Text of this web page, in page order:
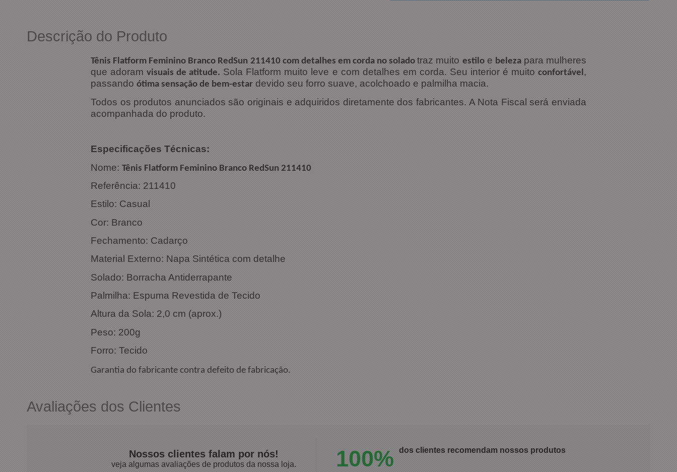
Descrição do Produto
Tênis Flatform Feminino Branco RedSun 211410 com detalhes em corda no soladotraz muitoestiloebelezapara mulheres
que adoramvisuais de atitude.Sola Flatform muito leve e com detalhes em corda. Seu interior é muitoconfortável,
passandoótima sensação de bem-estardevido seu forro suave, acolchoado e palmilha macia.
Todos os produtos anunciados são originais e adquiridos diretamente dos fabricantes. A Nota Fiscal será enviada
acompanhada do produto.
Especificações Técnicas:
Nome:Tênis Flatform Feminino Branco RedSun 211410
Referência: 211410
Estilo: Casual
Cor: Branco
Fechamento: Cadarço
Material Externo: Napa Sintética com detalhe
Solado: Borracha Antiderrapante
Palmilha: Espuma Revestida de Tecido
Altura da Sola: 2,0 cm (aprox.)
Peso: 200g
Forro: Tecido
Garantia do fabricante contra defeito de fabricação.
Avaliações dos Clientes
Nossos clientes falam por nós!
veja algumas avaliações de produtos da nossa loja. 100% dos clientes recomendam nossos produtos